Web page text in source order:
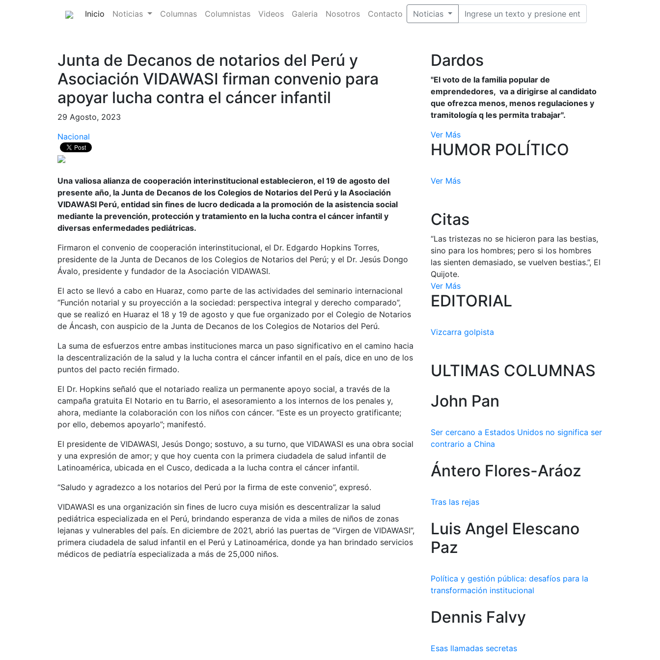
Inicio (current)
Noticias Columnas Columnistas Videos Galeria Nosotros Contacto Noticias
Junta de Decanos de notarios del Perú y
Asociación VIDAWASI firman convenio para
apoyar lucha contra el cáncer infantil
29 Agosto, 2023
Nacional
Una valiosa alianza de cooperación interinstitucional establecieron, el 19 de agosto del
presente año, la Junta de Decanos de los Colegios de Notarios del Perú y la Asociación
VIDAWASI Perú, entidad sin fines de lucro dedicada a la promoción de la asistencia social
mediante la prevención, protección y tratamiento en la lucha contra el cáncer infantil y
diversas enfermedades pediátricas.
Firmaron el convenio de cooperación interinstitucional, el Dr. Edgardo Hopkins Torres,
presidente de la Junta de Decanos de los Colegios de Notarios del Perú; y el Dr. Jesús Dongo
Ávalo, presidente y fundador de la Asociación VIDAWASI.
El acto se llevó a cabo en Huaraz, como parte de las actividades del seminario internacional
“Función notarial y su proyección a la sociedad: perspectiva integral y derecho comparado”,
que se realizó en Huaraz el 18 y 19 de agosto y que fue organizado por el Colegio de Notarios
de Áncash, con auspicio de la Junta de Decanos de los Colegios de Notarios del Perú.
La suma de esfuerzos entre ambas instituciones marca un paso significativo en el camino hacia
la descentralización de la salud y la lucha contra el cáncer infantil en el país, dice en uno de los
puntos del pacto recién firmado.
El Dr. Hopkins señaló que el notariado realiza un permanente apoyo social, a través de la
campaña gratuita El Notario en tu Barrio, el asesoramiento a los internos de los penales y,
ahora, mediante la colaboración con los niños con cáncer. “Este es un proyecto gratificante;
por ello, debemos apoyarlo”; manifestó.
El presidente de VIDAWASI, Jesús Dongo; sostuvo, a su turno, que VIDAWASI es una obra social
y una expresión de amor; y que hoy cuenta con la primera ciudadela de salud infantil de
Latinoamérica, ubicada en el Cusco, dedicada a la lucha contra el cáncer infantil.
“Saludo y agradezco a los notarios del Perú por la firma de este convenio”, expresó.
VIDAWASI es una organización sin fines de lucro cuya misión es descentralizar la salud
pediátrica especializada en el Perú, brindando esperanza de vida a miles de niños de zonas
lejanas y vulnerables del país. En diciembre de 2021, abrió las puertas de “Virgen de VIDAWASI”,
primera ciudadela de salud infantil en el Perú y Latinoamérica, donde ya han brindado servicios
médicos de pediatría especializada a más de 25,000 niños.
Dardos
"El voto de la familia popular de
emprendedores, va a dirigirse al candidato
que ofrezca menos, menos regulaciones y
tramitología q les permita trabajar".
Ver Más
HUMOR POLÍTICO
Ver Más
Citas
“Las tristezas no se hicieron para las bestias,
sino para los hombres; pero si los hombres
las sienten demasiado, se vuelven bestias.”, El
Quijote.
Ver Más
EDITORIAL
Vizcarra golpista
ULTIMAS COLUMNAS
John Pan
Ser cercano a Estados Unidos no significa ser
contrario a China
Ántero Flores-Aráoz
Tras las rejas
Luis Angel Elescano
Paz
Política y gestión pública: desafíos para la
transformación institucional
Dennis Falvy
Esas llamadas secretas